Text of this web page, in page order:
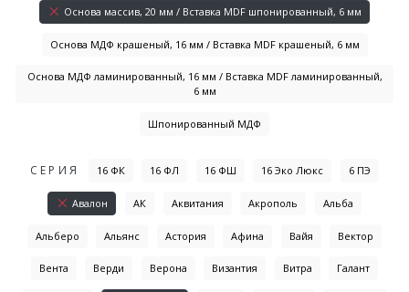
Основа массив, 20 мм / Вставка MDF шпонированный, 6 мм
Основа МДФ крашеный, 16 мм / Вставка MDF крашеный, 6 мм
Основа МДФ ламинированный, 16 мм / Вставка MDF ламинированный,
6 мм
Шпонированный МДФ
СЕРИЯ 16 ФК 16 ФЛ 16 ФШ 16 Эко Люкс 6 ПЭ
Авалон АК Аквитания Акрополь Альба
Альберо Альянс Астория Афина Вайя Вектор
Вента Верди Верона Византия Витра Галант